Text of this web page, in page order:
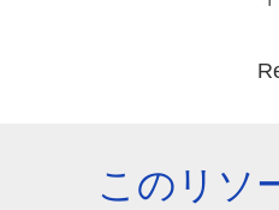
このリソ